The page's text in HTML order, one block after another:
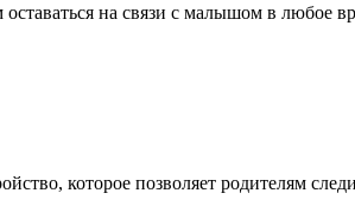
оставаться на связи с малышом в
которое позволяет родителям